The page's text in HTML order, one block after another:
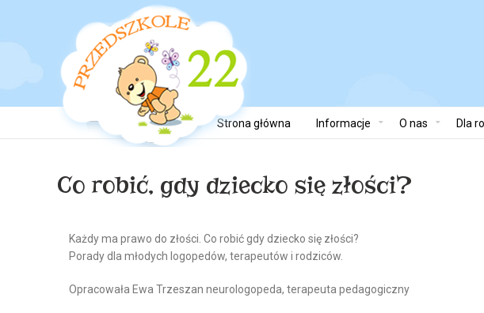
Dla
O nas
Informacje
Strona główna
Co robić, gdy dziecko się złości?
Każdy ma prawo do złości. Co robić gdy dziecko się złości?
Porady dla młodych logopedów, terapeutów i rodziców.
Opracowała Ewa Trzeszan neurologopeda, terapeuta pedagogiczny